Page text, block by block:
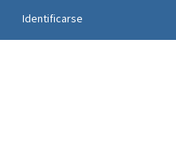
Identificarse ×